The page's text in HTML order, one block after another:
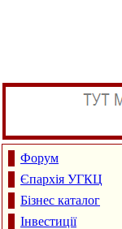
Форум
Єпархія УГКЦ
Бізнес каталог
Інвестиції